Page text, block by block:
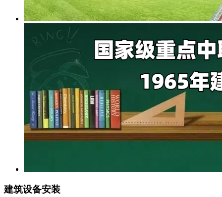
建筑设备安装